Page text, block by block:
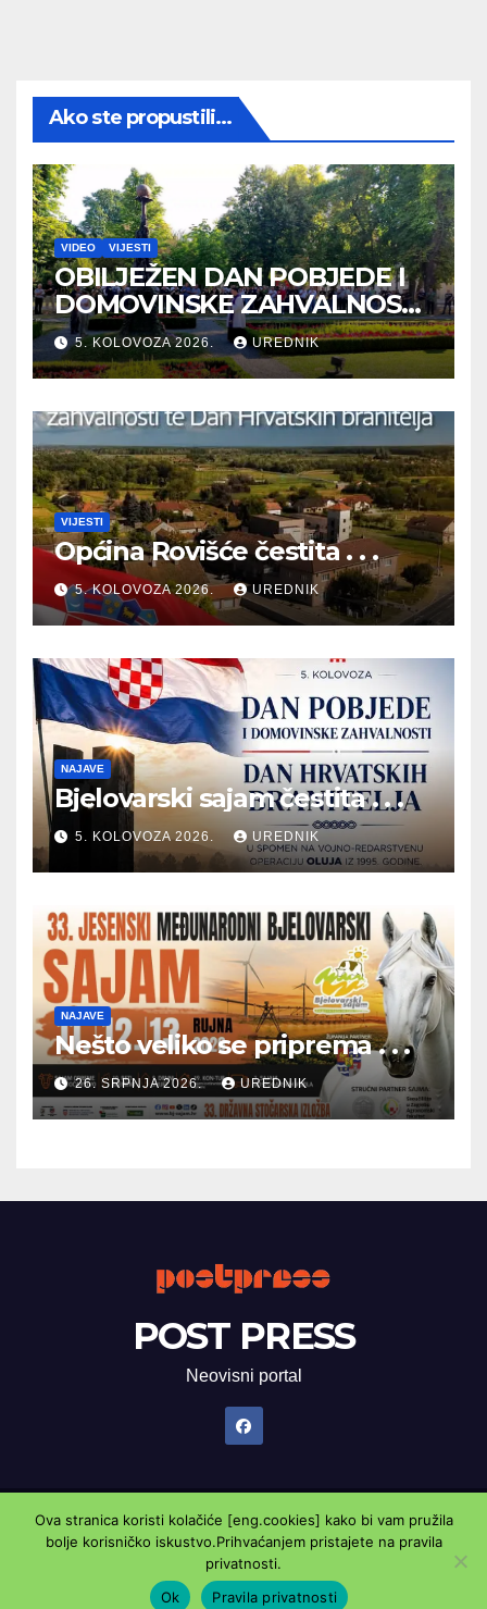
Ako ste propustili...
VIDEO VIJESTI
OBILJEŽEN DAN POBJEDE I
DOMOVINSKE ZAHVALNOSTI
TE DAN HRVATSKIH
BRANITELJA
5. KOLOVOZA 2026. UREDNIK
VIJESTI
Općina Rovišće čestita . . .
5. KOLOVOZA 2026. UREDNIK
NAJAVE
Bjelovarski sajam čestita . . .
5. KOLOVOZA 2026. UREDNIK
NAJAVE
Nešto veliko se priprema . . .
26. SRPNJA 2026. UREDNIK
POST PRESS
Neovisni portal
Proudly powered by WordPress| Theme: Newsup byThemeansar.
Marketing oglasnik Kontaktirajte nasPravila privatnosti
Ova stranica koristi kolačiće [eng.cookies] kako bi vam pružila
bolje korisničko iskustvo.Prihvaćanjem pristajete na pravila
privatnosti.
Ok
Pravila privatnosti